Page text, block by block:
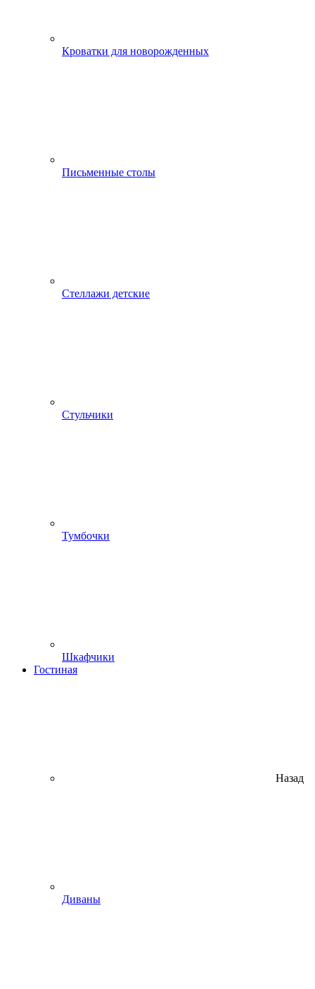
Кроватки для новорожденных
Письменные столы
Стеллажи детские
Стульчики
Тумбочки
Шкафчики
Гостиная
Назад
Диваны